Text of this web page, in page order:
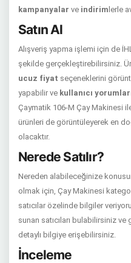
kampanyalar ve indirim lerle
Satın Al
Alışveriş yapma işlemi için de
şekilde gerçekleştirebilirsiniz.
ucuz fiyat seçeneklerini
yapabilir ve kullanıcı
Çaymatik 106-M Çay Makinesi
ürünleri de görüntüleyerek en
olacaktır.
Nerede Satılır?
Nereden alabileceğinize
olmak için, Çay Makinesi
satıcılar özelinde bilgiler
sunan satıcıları bulabilirsiniz
detaylı bilgiye erişebilirsiniz.
İnceleme